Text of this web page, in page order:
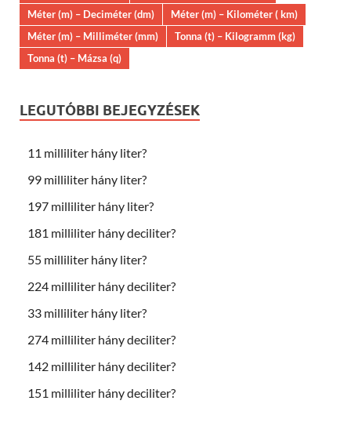
Méter (m) – Deciméter (dm)
Méter (m) – Kilométer ( km)
Méter (m) – Milliméter (mm)
Tonna (t) – Kilogramm (kg)
Tonna (t) – Mázsa (q)
LEGUTÓBBI BEJEGYZÉSEK
11 milliliter hány liter?
99 milliliter hány liter?
197 milliliter hány liter?
181 milliliter hány deciliter?
55 milliliter hány liter?
224 milliliter hány deciliter?
33 milliliter hány liter?
274 milliliter hány deciliter?
142 milliliter hány deciliter?
151 milliliter hány deciliter?